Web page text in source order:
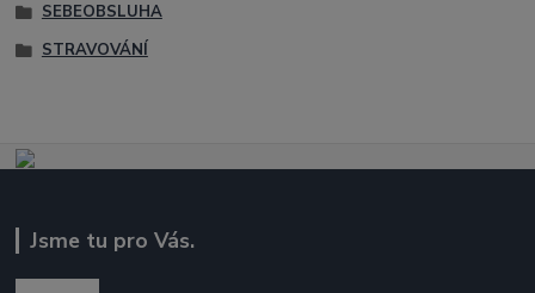
SEBEOBSLUHA
STRAVOVÁNÍ
Jsme tu pro Vás.